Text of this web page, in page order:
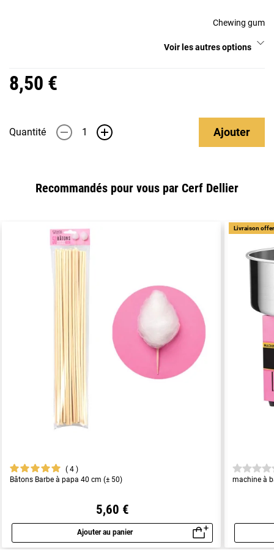
Chewing gum
Voir les autres options
8,50 €
Quantité - + Ajouter
Recommandés pour vous par Cerf Dellier
4
Bâtons Barbe à papa 40 cm (± 50)
5,60 €
Ajouter au panier
Aperçu rapide
machine à
Livraison